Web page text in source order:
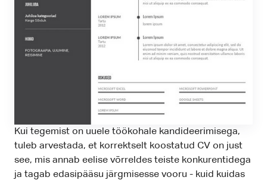
Kui tegemist on uuele töökohale kandideerimisega,
tuleb arvestada, et korrektselt koostatud CV on just
see, mis annab eelise võrreldes teiste konkurentidega
ja tagab edasipääsu järgmisesse vooru - kuid kuidas